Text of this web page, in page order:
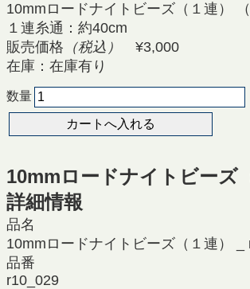
10mmロードナイトビーズ（１連） （
１連糸通：約40cm
販売価格 （税込）
¥3,000
在庫：在庫有り
数量
10mmロードナイトビーズ
詳細情報
品名
10mmロードナイトビーズ（１連） _
品番
r10_029